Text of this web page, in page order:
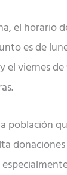
el horario
es de
el viernes de
población